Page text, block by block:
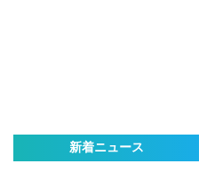
新着ニュース